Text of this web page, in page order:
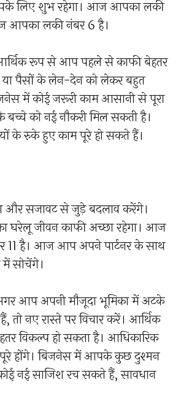
लिए शुभ रहेगा। आज आपका लकी
आपका लकी नंबर 6 है।
रूप से आप पहले से काफी बेहतर
या पैसों के लेन-देन को लेकर बहुत
में कोई जरूरी काम आसानी से पूरा
को नई नौकरी मिल सकती है।
के रुके हुए काम पूरे हो सकते हैं।
और सजावट से जुड़े बदलाव करेंगे।
घरेलू जीवन काफी अच्छा रहेगा। आज
है। आज आप अपने पार्टनर के साथ
सोचेंगे।
आप अपनी मौजूदा भूमिका में अटके
नए रास्ते पर विचार करें। आर्थिक
विकल्प हो सकता है। आधिकारिक
होंगे। बिजनेस में आपके कुछ दुश्मन
नई साजिश रच सकते हैं, सावधान